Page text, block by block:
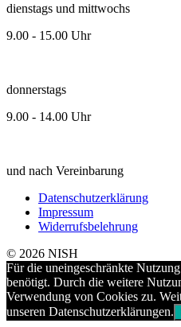
dienstags und mittwochs
9.00 - 15.00 Uhr
donnerstags
9.00 - 14.00 Uhr
und nach Vereinbarung
Datenschutzerklärung
Impressum
Widerrufsbelehrung
© 2026 NISH
Für die uneingeschränkte
benötigt. Durch die weitere
Verwendung von Cookies zu.
unseren Datenschutzerklärungen.